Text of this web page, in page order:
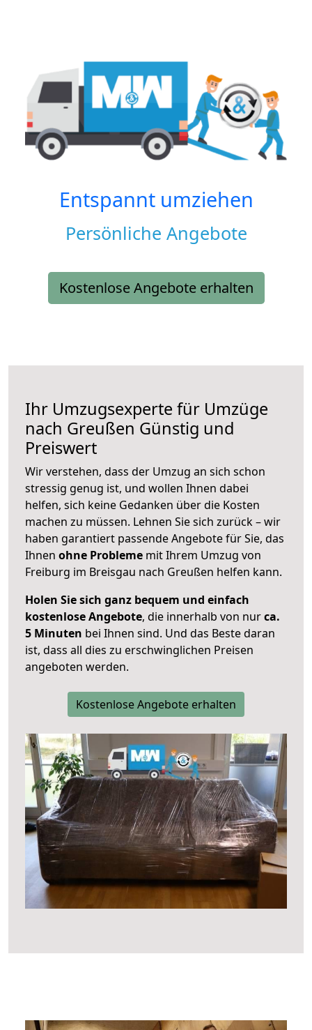
Entspannt umziehen
Persönliche Angebote
Kostenlose Angebote erhalten
Ihr Umzugsexperte für Umzüge
nach Greußen Günstig und
Preiswert
Wir verstehen, dass der Umzug an sich schon
stressig genug ist, und wollen Ihnen dabei
helfen, sich keine Gedanken über die Kosten
machen zu müssen. Lehnen Sie sich zurück – wir
haben garantiert passende Angebote für Sie, das
Ihnen ohne Probleme mit Ihrem Umzug von
Freiburg im Breisgau nach Greußen helfen kann.
Holen Sie sich ganz bequem und einfach
kostenlose Angebote, die innerhalb von nurca.
5 Minuten bei Ihnen sind. Und das Beste daran
ist, dass all dies zu erschwinglichen Preisen
angeboten werden.
Kostenlose Angebote erhalten